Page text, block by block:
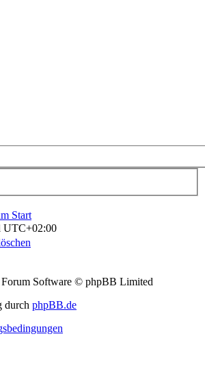
Start
UTC+02:00
Software © phpBB Limited
durch phpBB.de